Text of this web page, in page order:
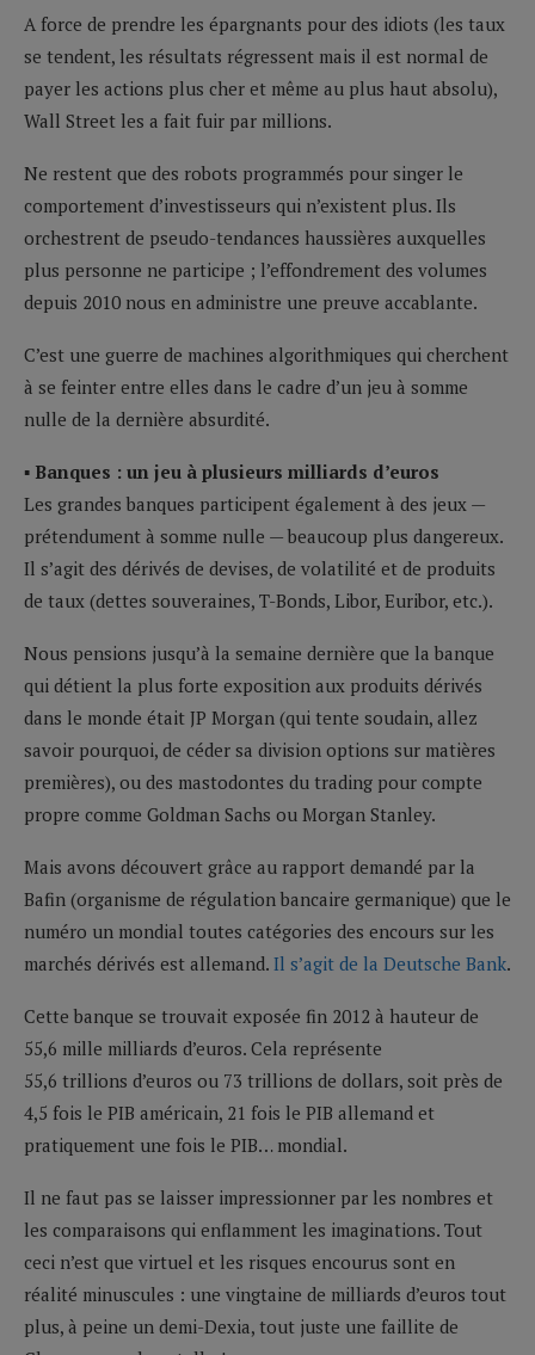
A force de prendre les épargnants pour des idiots (les taux
se tendent, les résultats régressent mais il est normal de
payer les actions plus cher et même au plus haut absolu),
Wall Street les a fait fuir par millions.
Ne restent que des robots programmés pour singer le
comportement d’investisseurs qui n’existent plus. Ils
orchestrent de pseudo-tendances haussières auxquelles
plus personne ne participe ; l’effondrement des volumes
depuis 2010 nous en administre une preuve accablante.
C’est une guerre de machines algorithmiques qui cherchent
à se feinter entre elles dans le cadre d’un jeu à somme
nulle de la dernière absurdité.
▪ Banques : un jeu à plusieurs milliards d’euros
Les grandes banques participent également à des jeux —
prétendument à somme nulle — beaucoup plus dangereux.
Il s’agit des dérivés de devises, de volatilité et de produits
de taux (dettes souveraines, T-Bonds, Libor, Euribor, etc.).
Nous pensions jusqu’à la semaine dernière que la banque
qui détient la plus forte exposition aux produits dérivés
dans le monde était JP Morgan (qui tente soudain, allez
savoir pourquoi, de céder sa division options sur matières
premières), ou des mastodontes du trading pour compte
propre comme Goldman Sachs ou Morgan Stanley.
Mais avons découvert grâce au rapport demandé par la
Bafin (organisme de régulation bancaire germanique) que le
numéro un mondial toutes catégories des encours sur les
marchés dérivés est allemand. Il s’agit de la Deutsche Bank.
Cette banque se trouvait exposée fin 2012 à hauteur de
55,6 mille milliards d’euros. Cela représente
55,6 trillions d’euros ou 73 trillions de dollars, soit près de
4,5 fois le PIB américain, 21 fois le PIB allemand et
pratiquement une fois le PIB… mondial.
Il ne faut pas se laisser impressionner par les nombres et
les comparaisons qui enflamment les imaginations. Tout
ceci n’est que virtuel et les risques encourus sont en
réalité minuscules : une vingtaine de milliards d’euros tout
plus, à peine un demi-Dexia, tout juste une faillite de